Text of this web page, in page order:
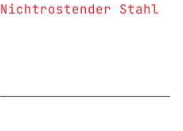
Nichtrostender Stahl